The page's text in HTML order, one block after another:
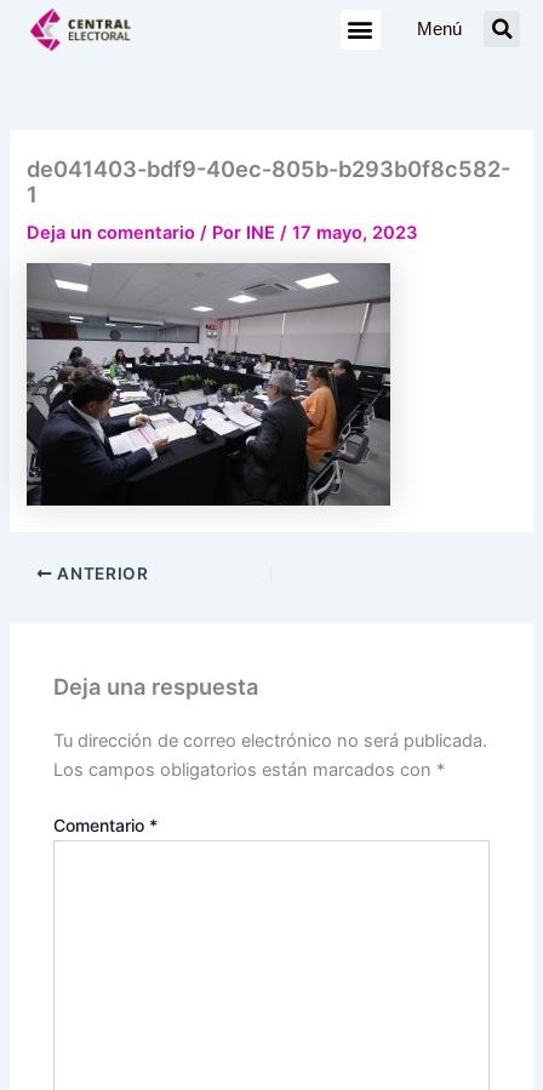
Menú
de041403-bdf9-40ec-805b-b293b0f8c582-
1
Deja un comentario / Por INE/17 mayo, 2023
ANTERIOR
Deja una respuesta
Tu dirección de correo electrónico no será publicada.
Los campos obligatorios están marcados con *
Comentario *